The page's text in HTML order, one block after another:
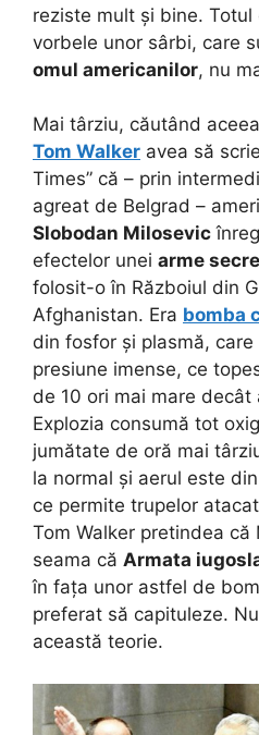
reziste mult și bine.
vorbele unor sârbi, care
omul americanilor, nu
Mai târziu, căutând
Tom Walker avea să
Times” că – prin
agreat de Belgrad –
Slobodan Milosevic
efectelor unei arme
folosit-o în Războiul din
Afghanistan. Era bomba
din fosfor și plasmă,
presiune imense, ce
de 10 ori mai mare
Explozia consumă tot
jumătate de oră mai
la normal și aerul este
ce permite trupelor
Tom Walker pretindea
seama că Armata
în fața unor astfel de
preferat să capituleze.
această teorie.